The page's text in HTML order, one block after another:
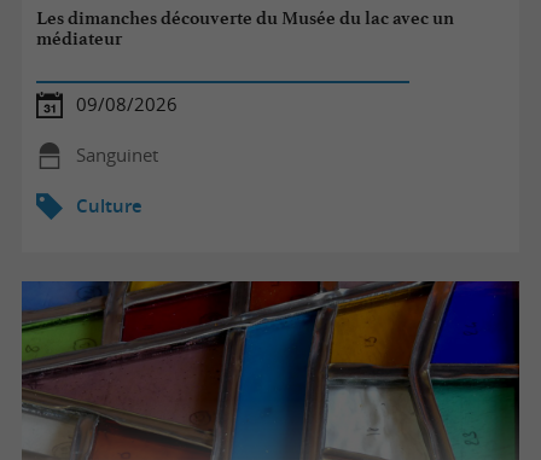
Les dimanches découverte du Musée du lac avec un
médiateur
09/08/2026
Sanguinet
Culture